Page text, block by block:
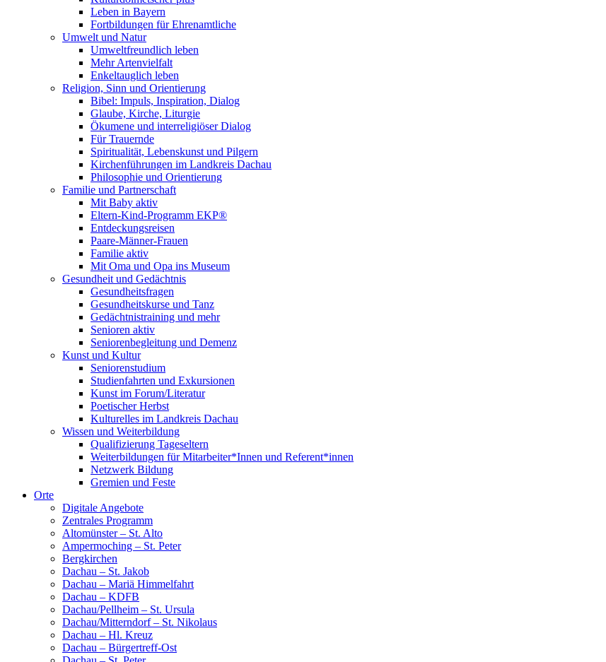
Leben in Bayern
Fortbildungen für Ehrenamtliche
Umwelt und Natur
Umweltfreundlich leben
Mehr Artenvielfalt
Enkeltauglich leben
Religion, Sinn und Orientierung
Bibel: Impuls, Inspiration, Dialog
Glaube, Kirche, Liturgie
Ökumene und interreligiöser Dialog
Für Trauernde
Spiritualität, Lebenskunst und Pilgern
Kirchenführungen im Landkreis Dachau
Philosophie und Orientierung
Familie und Partnerschaft
Mit Baby aktiv
Eltern-Kind-Programm EKP®
Entdeckungsreisen
Paare-Männer-Frauen
Familie aktiv
Mit Oma und Opa ins Museum
Gesundheit und Gedächtnis
Gesundheitsfragen
Gesundheitskurse und Tanz
Gedächtnistraining und mehr
Senioren aktiv
Seniorenbegleitung und Demenz
Kunst und Kultur
Seniorenstudium
Studienfahrten und Exkursionen
Kunst im Forum/Literatur
Poetischer Herbst
Kulturelles im Landkreis Dachau
Wissen und Weiterbildung
Qualifizierung Tageseltern
Weiterbildungen für Mitarbeiter*Innen und Referent*innen
Netzwerk Bildung
Gremien und Feste
Orte
Digitale Angebote
Zentrales Programm
Altomünster – St. Alto
Ampermoching – St. Peter
Bergkirchen
Dachau – St. Jakob
Dachau – Mariä Himmelfahrt
Dachau – KDFB
Dachau/Pellheim – St. Ursula
Dachau/Mitterndorf – St. Nikolaus
Dachau – Hl. Kreuz
Dachau – Bürgertreff-Ost